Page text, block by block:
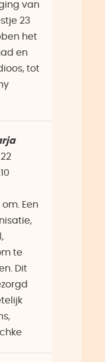
van
23
het
en
tot
22
Een
te
Dit